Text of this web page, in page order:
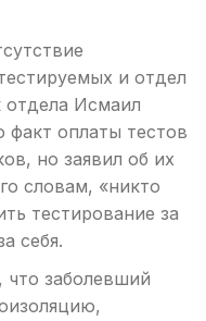
и отдел
отдела Исмаил
оплаты тестов
но заявил об их
словам, «никто
тестирование за
себя.
что заболевший